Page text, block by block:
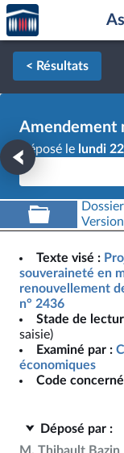
Aller au contenu
Aller en bas de la
Accèder
à la
page
d'accueil
< Résultats
Amendement
Déposé le lundi
Texte visé :
souveraineté en
renouvellement
n° 2436
Stade de
saisie)
Examiné par :
économiques
Code
Déposé par :